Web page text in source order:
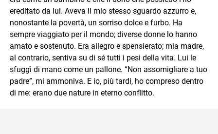
ereditato da lui. Aveva il mio stesso sguardo azzurro e,
nonostante la povertà, un sorriso dolce e furbo. Ha
sempre viaggiato per il mondo; diverse donne lo hanno
amato e sostenuto. Era allegro e spensierato; mia madre,
al contrario, sentiva su di sé tutti i pesi della vita. Lui le
sfuggì di mano come un pallone. “Non assomigliare a tuo
padre”, mi ammoniva. E io, più tardi, ho compreso dentro
di me: erano due nature in eterno conflitto.